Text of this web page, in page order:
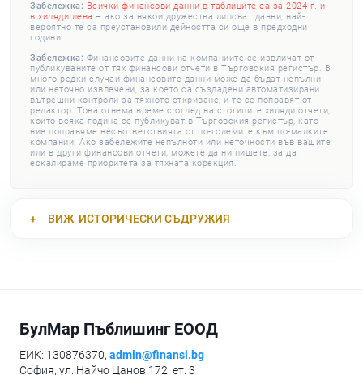
Забележка: Всички финансови данни в таблиците са за 2024 г. и
в хиляди лева – ако за някои дружества липсват данни, най-
вероятно те са преустановили дейността си още в предходни
години.
Забележка: Финансовите данни на компаниите се извличат от
публикуваните от тях финансови отчети в Търговския регистър. В
много редки случаи финансовите данни може да бъдат непълни
или неточно извлечени, за което са създадени автоматизирани
вътрешни контроли за тяхното откриване, и те се поправят от
редактор. Това отнема време с оглед на стотиците хиляди отчети,
които всяка година се публикуват в Търговския регистър, като
ние поправяме несъответствията от по-големите към по-малките
компании. Ако забележите непълноти или неточности във вашите
или в други финансови отчети, можете да ни пишете, за да
ескалираме приоритета за тяхната корекция.
ВИЖ ИСТОРИЧЕСКИ СЪДРУЖИЯ
БулМар Пъблишинг ЕООД
ЕИК: 130876370, admin@finansi.bg
София, ул. Найчо Цанов 172, ет. 3